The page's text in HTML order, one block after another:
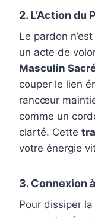
2. L’Action du
Le pardon
un acte de
Masculin
couper le lien
rancœur
comme un
clarté. Cette
votre énergie
3. Connexion
Pour dissiper